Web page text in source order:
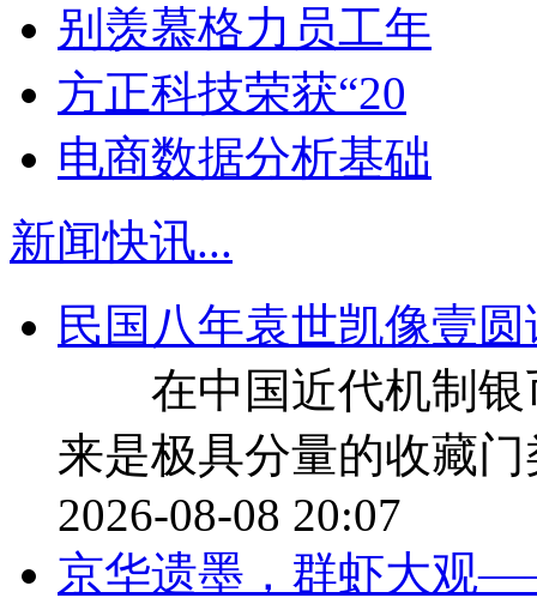
别羡慕格力员工年
方正科技荣获“20
电商数据分析基础
新闻快讯...
民国八年袁世凯像壹
在中国近代机制银
来是极具分量的收藏
2026-08-08 20:07
京华遗墨，群虾大观